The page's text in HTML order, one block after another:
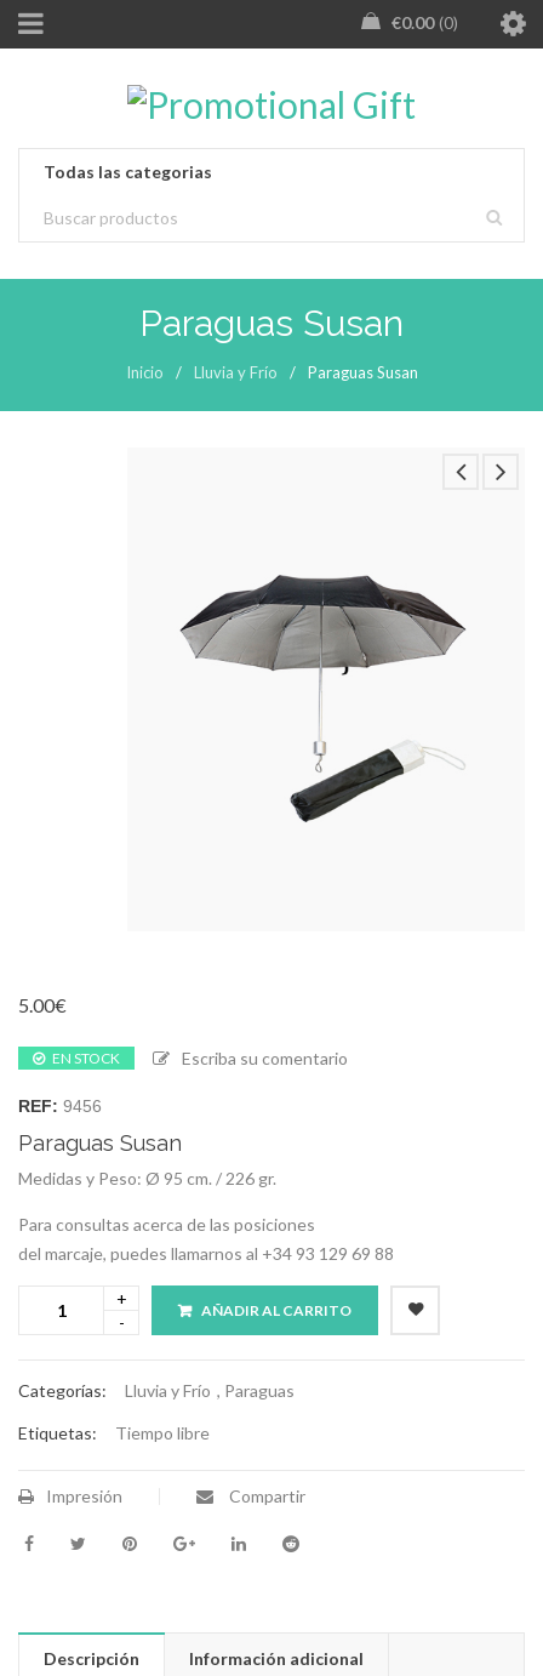
0.00
€ 0
Paraguas Susan
Inicio / Lluvia y Frío / Paraguas Susan
5.00€
EN STOCK Escriba su comentario
REF: 9456
Paraguas Susan
Medidas y Peso: Ø 95 cm. / 226 gr.
Para consultas acerca de las posiciones
del marcaje, puedes llamarnos al +34 93 129 69 88
AÑADIR AL CARRITO
Categorías: Lluvia y Frío , Paraguas
Etiquetas: Tiempo libre
Impresión Compartir
Descripción Información adicional